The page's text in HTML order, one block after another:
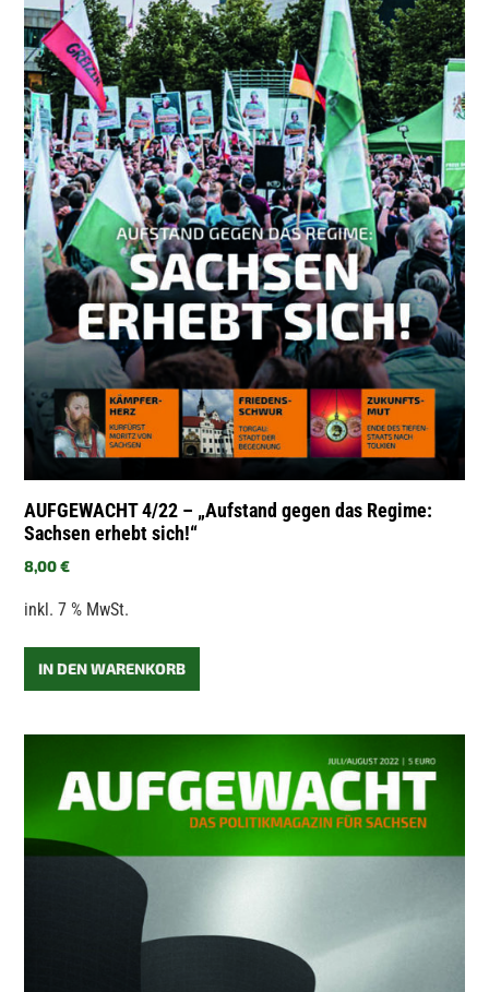
AUFGEWACHT 4/22 – „Aufstand gegen das Regime:
Sachsen erhebt sich!“
8,00€
inkl. 7 % MwSt.
IN DEN WARENKORB